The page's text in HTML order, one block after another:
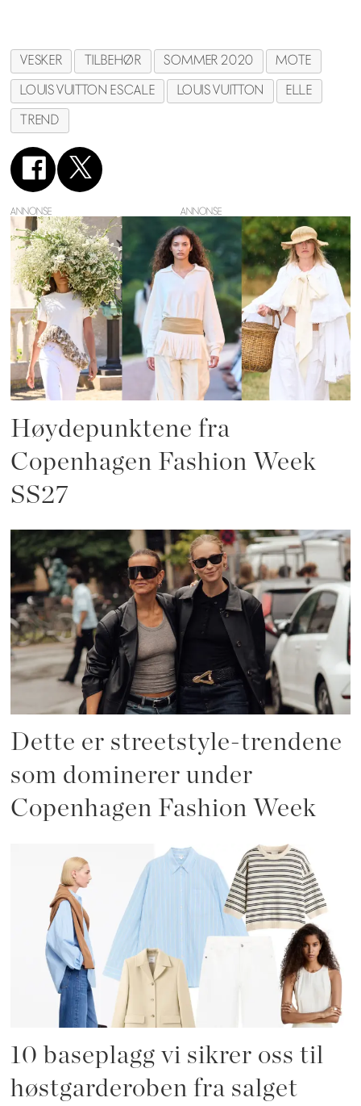
VESKER TILBEHØR SOMMER 2020
MOTE
LOUIS VUITTON ESCALE
LOUIS VUITTON
ELLE
TREND
ANNONSE
Høydepunktene fra
Copenhagen Fashion Week
SS27
Dette er streetstyle-trendene
som dominerer under
Copenhagen Fashion Week
10 baseplagg vi sikrer oss til
høstgarderoben fra salget